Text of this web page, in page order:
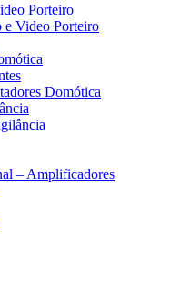
Porteiro
e Video Porteiro
Domótica
– Amplificadores